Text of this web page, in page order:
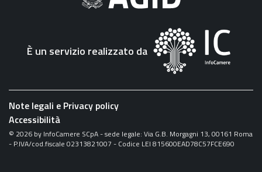
È un servizio realizzato da
Note legali e Privacy policy
Accessibilità
© 2026 by InfoCamere SCpA - sede legale: Via G.B. Morgagni 13, 00161 Roma
- P.IVA/cod.fiscale 02313821007 - Codice LEI 815600EAD78C57FCE690